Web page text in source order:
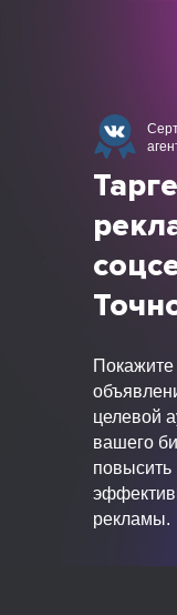
целевой
вашего
повысить
рекламы.